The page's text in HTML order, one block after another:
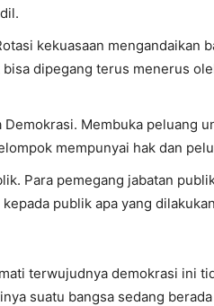
kekuasaan mengandaikan
dipegang terus menerus
Demokrasi. Membuka peluang
mempunyai hak dan
Para pemegang jabatan
publik apa yang
terwujudnya demokrasi ini
suatu bangsa sedang